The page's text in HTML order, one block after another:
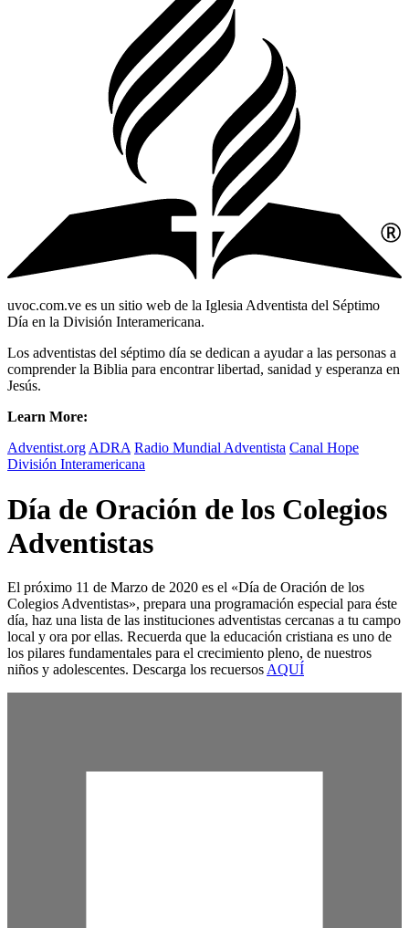
uvoc.com.ve es un sitio web de la Iglesia Adventista del Séptimo
Día en la División Interamericana.
Los adventistas del séptimo día se dedican a ayudar a las personas a
comprender la Biblia para encontrar libertad, sanidad y esperanza en
Jesús.
Learn More:
Adventist.org ADRA Radio Mundial Adventista Canal Hope
División Interamericana
Día de Oración de los Colegios
Adventistas
El próximo 11 de Marzo de 2020 es el «Día de Oración de los
Colegios Adventistas», prepara una programación especial para éste
día, haz una lista de las instituciones adventistas cercanas a tu campo
local y ora por ellas. Recuerda que la educación cristiana es uno de
los pilares fundamentales para el crecimiento pleno, de nuestros
niños y adolescentes. Descarga los recuersos AQUÍ